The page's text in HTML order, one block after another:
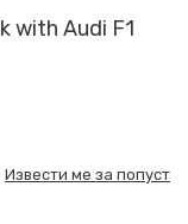
with Audi F1
Извести ме за попуст